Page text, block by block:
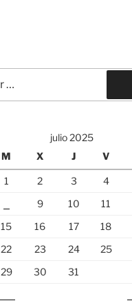
julio 2025
M X J V
1 2 3 4
9 10 11
15 16 17 18
22 23 24 25
29 30
31